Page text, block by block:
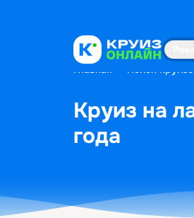
Главная Поиск
Круиз на
года